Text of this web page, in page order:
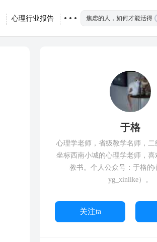
心理行业报告
于格
心理学老师，省级教学名师，二
坐标西南小城的心理学老师，喜
教书。个人公众号：于格的
yg_xinlike）。
关注ta